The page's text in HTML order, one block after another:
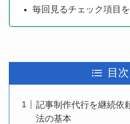
毎回見るチェック項目
目次
記事制作代行を継続依
法の基本